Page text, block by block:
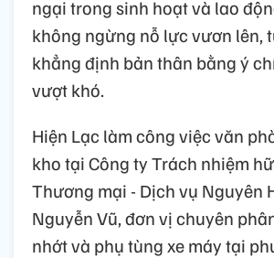
ngại trong sinh hoạt và lao
không ngừng nỗ lực vươn lên,
khẳng định bản thân bằng ý
vượt khó.
Hiện Lạc làm công việc văn
kho tại Công ty Trách nhiệm
Thương mại - Dịch vụ Nguyên
Nguyễn Vũ, đơn vị chuyên
nhớt và phụ tùng xe máy tại